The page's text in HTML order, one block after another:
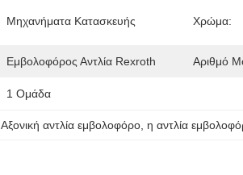
Μηχανήματα Κατασκευής Χρώμα:
Εμβολοφόρος Αντλία Rexroth Αριθμό
1 Ομάδα
Αξονική αντλία εμβολοφόρο , η αντλία